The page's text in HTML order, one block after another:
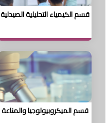
قسم الكيمياء التحليلية الصيدلية
قسم الميكروبيولوجيا والمناعة